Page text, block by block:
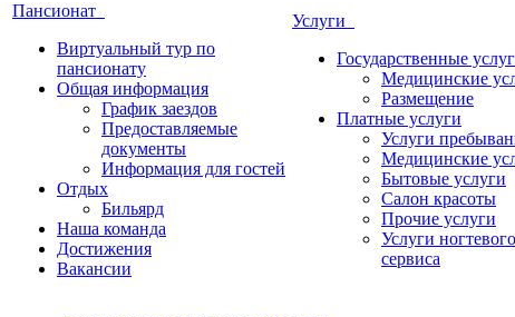
Пансионат
Виртуальный тур по
пансионату
Общая информация
График заездов
Предоставляемые
документы
Информация для гостей
Отдых
Бильярд
Наша команда
Достижения
Вакансии
Услуги
Государственные
Медицинские
Размещение
Платные услуги
Услуги
Медицинские
Бытовые услуги
Салон красоты
Прочие услуги
Услуги ногтевого
сервиса